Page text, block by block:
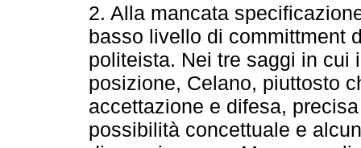
2. Alla mancata
basso livello di committment
politeista. Nei tre saggi in cui
posizione, Celano, piuttosto
accettazione e difesa,
possibilità concettuale e